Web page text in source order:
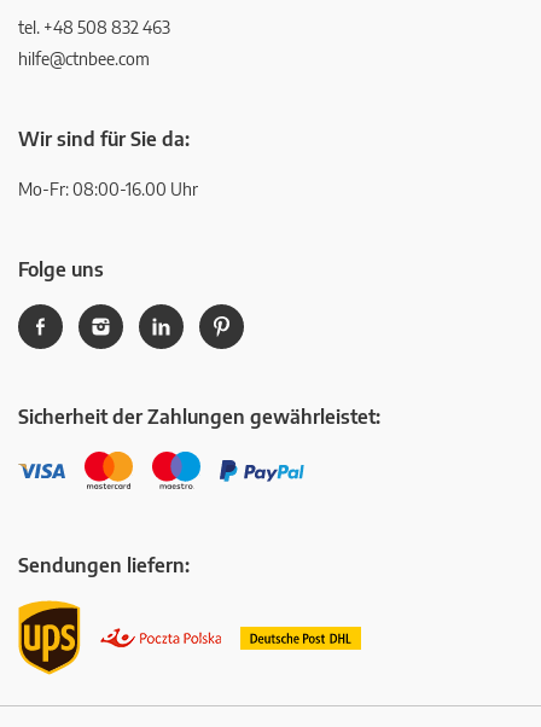
tel. +48 508 832 463
hilfe@ctnbee.com
Wir sind für Sie da:
Mo-Fr: 08:00-16.00 Uhr
Folge uns
Sicherheit der Zahlungen gewährleistet:
Sendungen liefern: